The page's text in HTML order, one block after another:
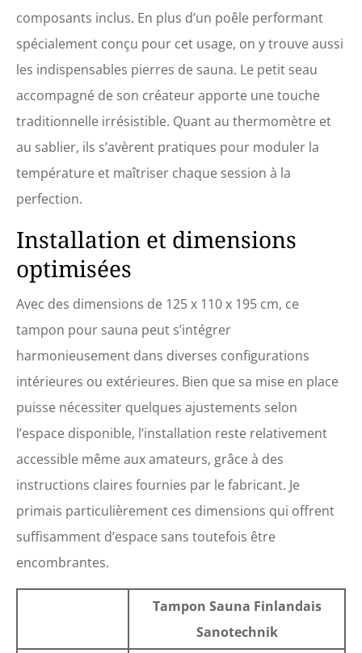
composants inclus. En plus d’un poêle performant
spécialement conçu pour cet usage, on y trouve aussi
les indispensables pierres de sauna. Le petit seau
accompagné de son créateur apporte une touche
traditionnelle irrésistible. Quant au thermomètre et
au sablier, ils s’avèrent pratiques pour moduler la
température et maîtriser chaque session à la
perfection.
Installation et dimensions
optimisées
Avec des dimensions de 125 x 110 x 195 cm, ce
tampon pour sauna peut s’intégrer
harmonieusement dans diverses configurations
intérieures ou extérieures. Bien que sa mise en place
puisse nécessiter quelques ajustements selon
l’espace disponible, l’installation reste relativement
accessible même aux amateurs, grâce à des
instructions claires fournies par le fabricant. Je
primais particulièrement ces dimensions qui offrent
suffisamment d’espace sans toutefois être
encombrantes.
Tampon Sauna Finlandais
Sanotechnik